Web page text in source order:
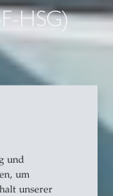
und
um
unserer
HSG)